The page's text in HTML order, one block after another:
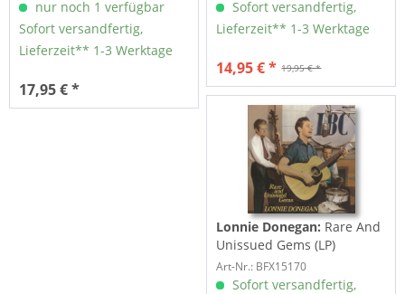
nur noch 1 verfügbar
Sofort versandfertig,
Lieferzeit** 1-3 Werktage
17,95 € *
180g Vinyl)
Sofort versandfertig,
Lieferzeit** 1-3 Werktage
19,95 € *
14,95 € *
Lonnie Donegan: Rare And
Unissued Gems (LP)
Art-Nr.: BFX15170
Sofort versandfertig,